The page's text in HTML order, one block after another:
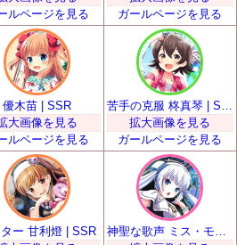
ルページを見る
ガールページを見る
優木苗 | SSR
大画像を見る
ルページを見る
拡大画像を見る
ガールページを見る
ー 甘利燈 | SSR